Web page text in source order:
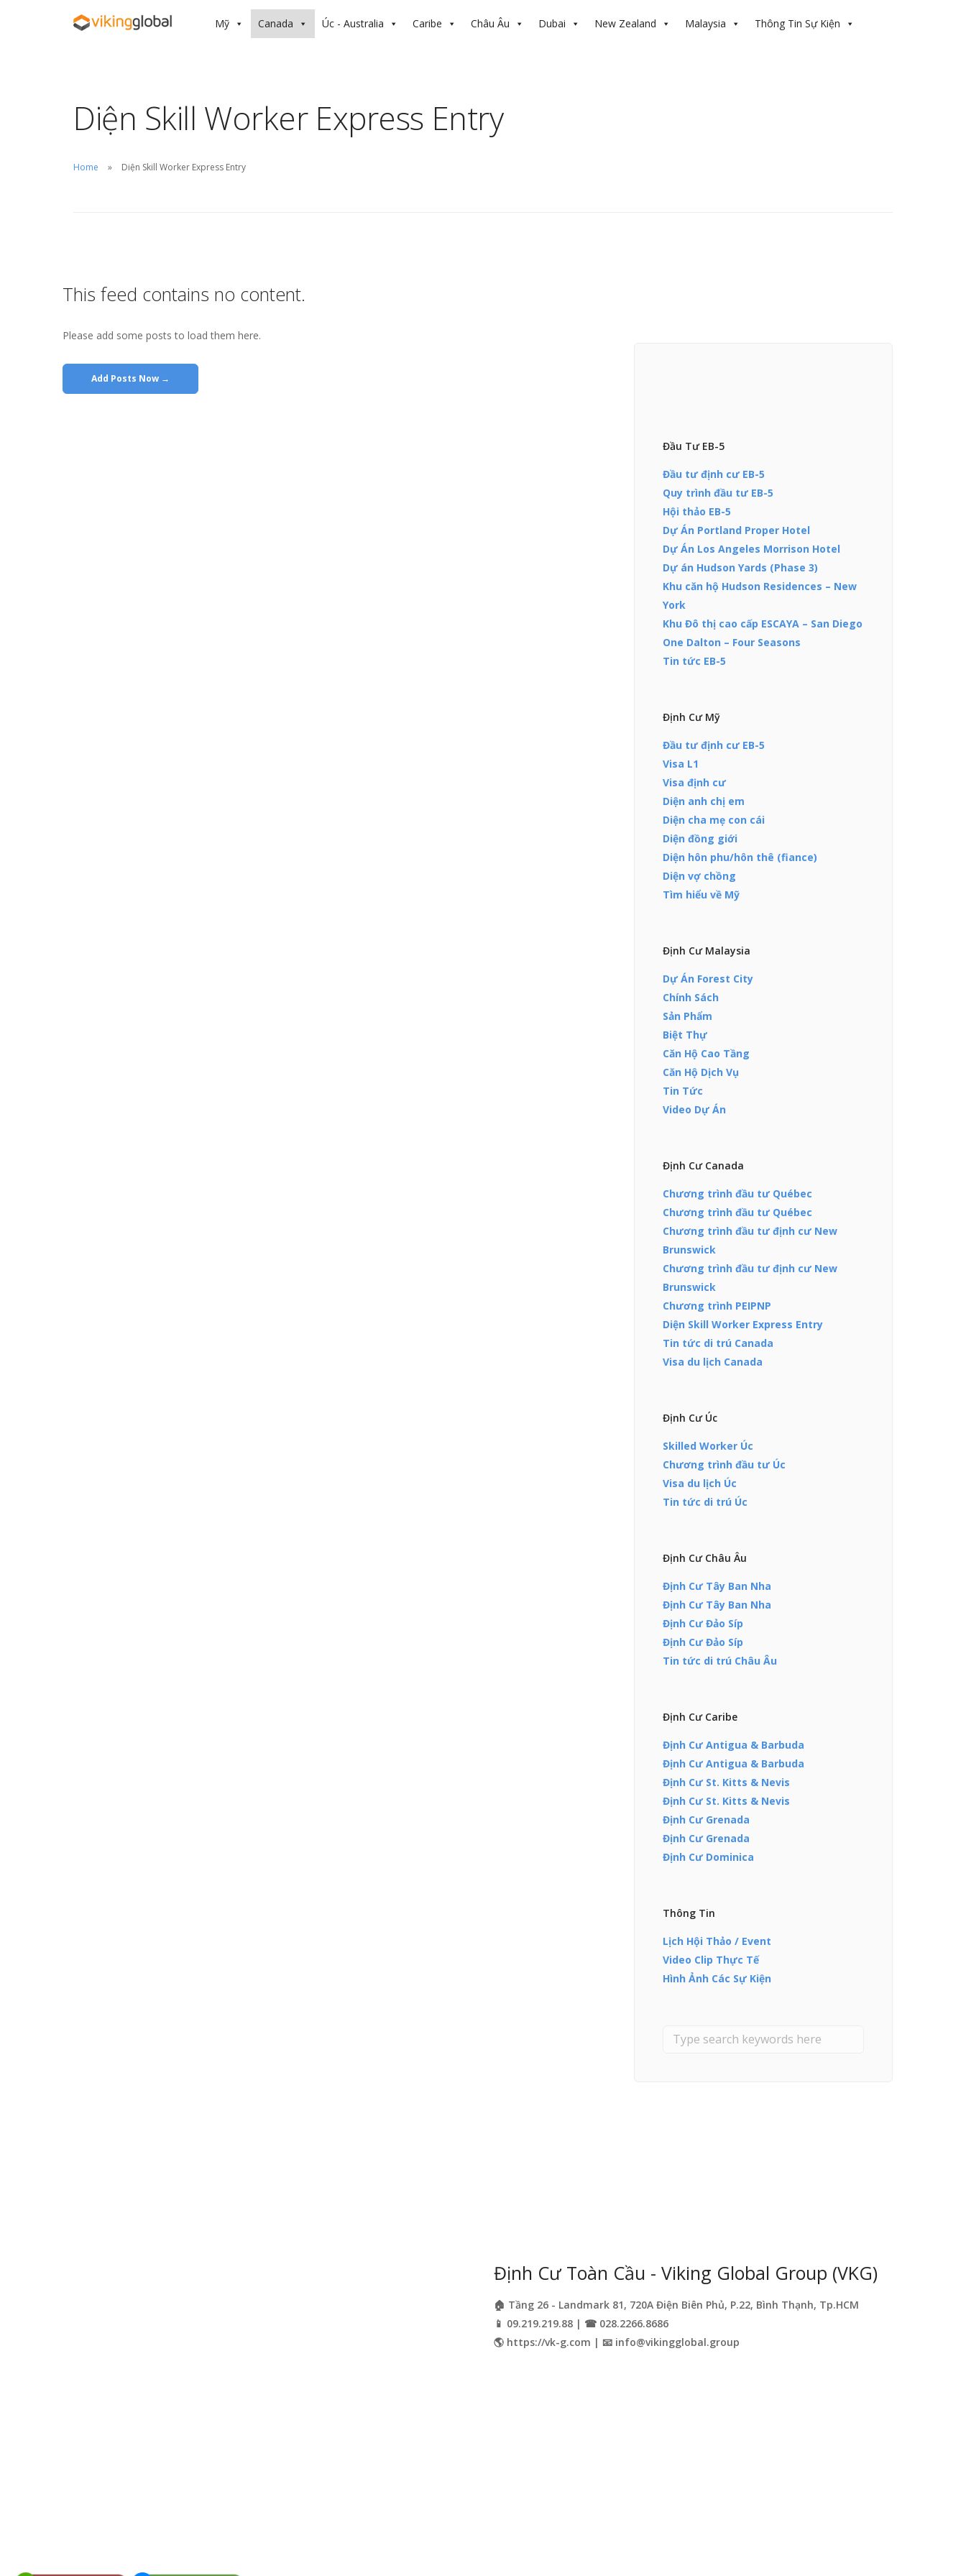
Mỹ Canada Úc - Australia Caribe Châu Âu Dubai New Zealand Malaysia Thông Tin Sự Kiện
Diện Skill Worker Express Entry
Home Diện Skill Worker Express Entry
This feed contains no content.
Please add some posts to load them here.
Add Posts Now →
Đầu Tư EB-5
Đầu tư định cư EB-5
Quy trình đầu tư EB-5
Hội thảo EB-5
Dự Án Portland Proper Hotel
Dự Án Los Angeles Morrison Hotel
Dự án Hudson Yards (Phase 3)
Khu căn hộ Hudson Residences – New
York
Khu Đô thị cao cấp ESCAYA – San Diego
One Dalton – Four Seasons
Tin tức EB-5
Định Cư Mỹ
Đầu tư định cư EB-5
Visa L1
Visa định cư
Diện anh chị em
Diện cha mẹ con cái
Diện đồng giới
Diện hôn phu/hôn thê (fiance)
Diện vợ chồng
Tìm hiểu về Mỹ
Định Cư Malaysia
Dự Án Forest City
Chính Sách
Sản Phẩm
Biệt Thự
Căn Hộ Cao Tầng
Căn Hộ Dịch Vụ
Tin Tức
Video Dự Án
Định Cư Canada
Chương trình đầu tư Québec
Chương trình đầu tư Québec
Chương trình đầu tư định cư New
Brunswick
Chương trình đầu tư định cư New
Brunswick
Chương trình PEIPNP
Diện Skill Worker Express Entry
Tin tức di trú Canada
Visa du lịch Canada
Định Cư Úc
Skilled Worker Úc
Chương trình đầu tư Úc
Visa du lịch Úc
Tin tức di trú Úc
Định Cư Châu Âu
Định Cư Tây Ban Nha
Định Cư Tây Ban Nha
Định Cư Đảo Síp
Định Cư Đảo Síp
Tin tức di trú Châu Âu
Định Cư Caribe
Định Cư Antigua & Barbuda
Định Cư Antigua & Barbuda
Định Cư St. Kitts & Nevis
Định Cư St. Kitts & Nevis
Định Cư Grenada
Định Cư Grenada
Định Cư Dominica
Thông Tin
Lịch Hội Thảo / Event
Video Clip Thực Tế
Hình Ảnh Các Sự Kiện
Định Cư Toàn Cầu - Viking Global Group (VKG)
🏠 Tầng 26 - Landmark 81, 720A Điện Biên Phủ, P.22, Bình Thạnh, Tp.HCM
📱 09.219.219.88 | ☎ 028.2266.8686
🌎 https://vk-g.com | 📧 info@vikingglobal.group